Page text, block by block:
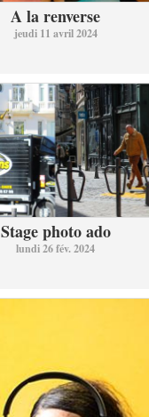
A la renverse
jeudi 11 avril 2024
Stage photo ado
lundi 26 fév. 2024